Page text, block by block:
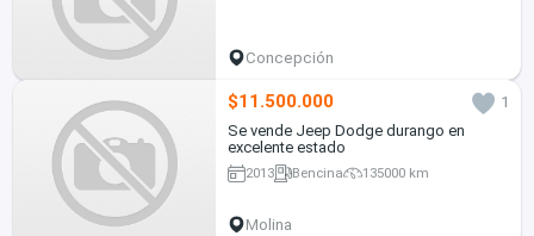
Concepción
$11.500.000
1
Se vende Jeep Dodge durango en
excelente estado
2013 Bencina 135000 km
Molina